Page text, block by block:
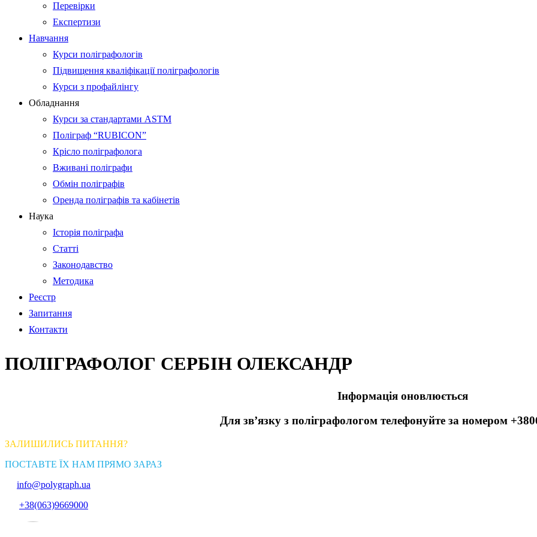
Перевірки
Експертизи
Навчання
Курси поліграфологів
Підвищення кваліфікації поліграфологів
Курси з профайлінгу
Обладнання
Курси за стандартами ASTM
Поліграф “RUBICON”
Крісло поліграфолога
Вживані поліграфи
Обмін поліграфів
Оренда поліграфів та кабінетів
Наука
Історія поліграфа
Статті
Законодавство
Методика
Реєстр
Запитання
Контакти
ПОЛІГРАФОЛОГ СЕРБІН ОЛЕКСАНДР
Інформація оновлюється
Для зв’язку з поліграфологом телефонуйте за номером
ЗАЛИШИЛИСЬ ПИТАННЯ?
ПОСТАВТЕ ЇХ НАМ ПРЯМО ЗАРАЗ
info@polygraph.ua
+38(063)9669000